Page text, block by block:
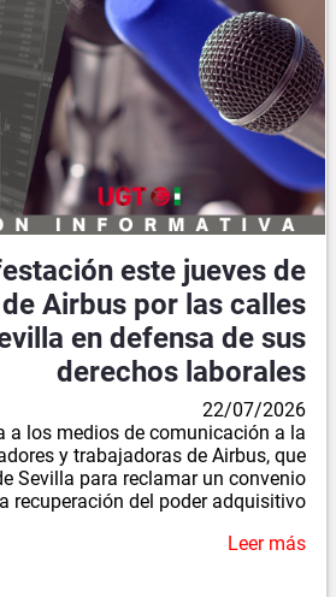
este jueves de
Airbus por las calles
en defensa de sus
derechos laborales
22/07/2026
a los medios de comunicación a la
y trabajadoras de Airbus, que
Sevilla para reclamar un convenio
recuperación del poder adquisitivo.
Leer más